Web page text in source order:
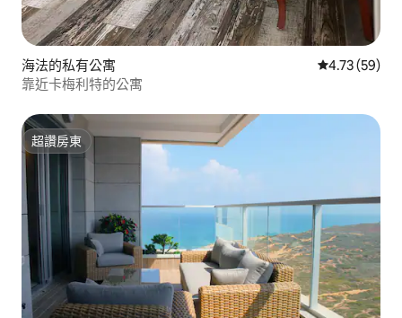
海法的私有公寓 從 59 則評價
4.73 (59)
靠近卡梅利特的公寓
超讚房東
超讚房東